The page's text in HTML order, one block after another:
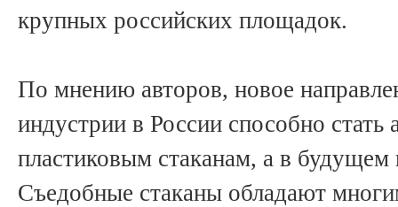
крупных российских площадок.
По мнению авторов, новое
индустрии в России способно
пластиковым стаканам, а в
Съедобные стаканы обладают